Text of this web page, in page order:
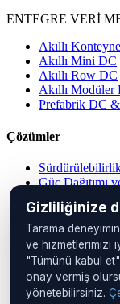
ENTEGRE VERİ
Akıllı
Akıllı Mini DC
Akıllı Row DC
Akıllı Modüler
Prefabrik DC
Çözümler
Güç Dağıtımı
Veri Merkezi
IP PDU
Cihaz Yönetimi
Uzak Konumlar
Kabin İzleme
Merkez Ofis
Gizliliğinize
Tarama
ve hizmetlerimizi
"Tümünü kabul
onay vermiş
yönetebilirsiniz.